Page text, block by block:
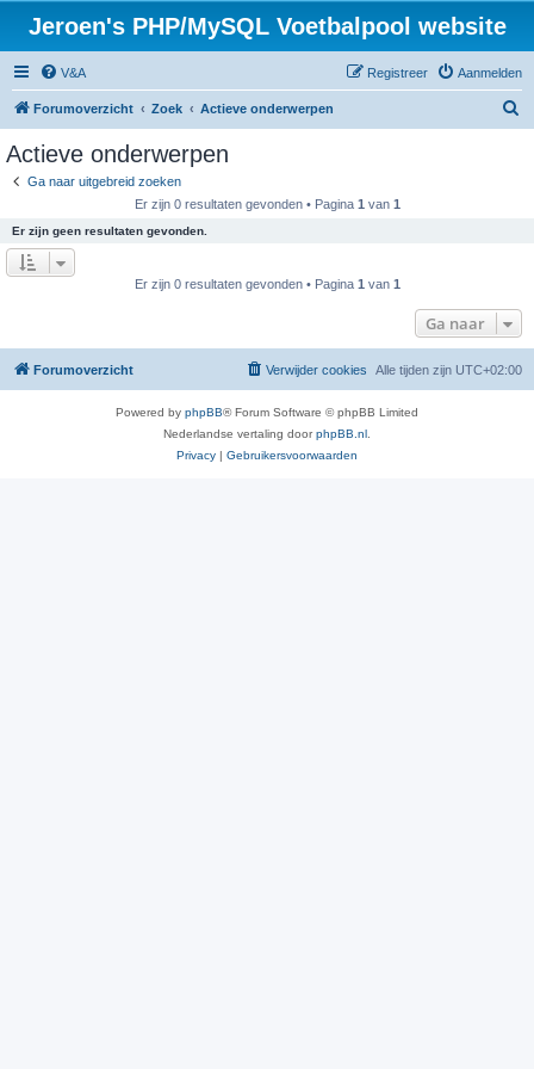
Jeroen's PHP/MySQL Voetbalpool website
V&A Aanmelden
Registreer
Forumoverzicht Zoek Actieve onderwerpen
Actieve onderwerpen
Ga naar uitgebreid zoeken
Er zijn 0 resultaten gevonden • Pagina 1 van 1
Er zijn geen resultaten gevonden.
Er zijn 0 resultaten gevonden • Pagina 1 van 1
Ga naar
Forumoverzicht Alle tijden zijn UTC+02:00
Verwijder cookies
Powered by phpBB® Forum Software © phpBB Limited
Nederlandse vertaling doorphpBB.nl
Privacy | Gebruikersvoorwaarden